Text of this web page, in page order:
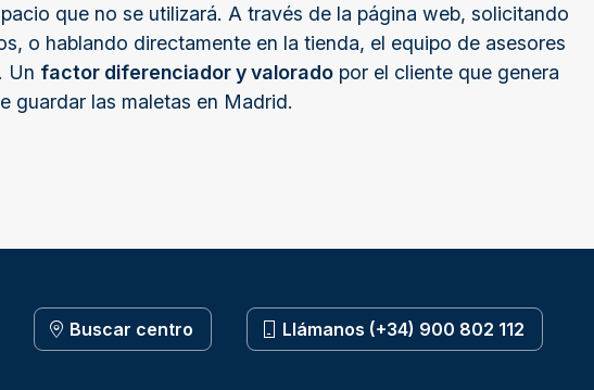
que no se utilizará. A través de la página web, solicitando
o hablando directamente en la tienda, el equipo de asesores
Un factor diferenciador y valorado por el cliente que genera
guardar las maletas en Madrid.
Buscar centro Llámanos (+34) 900 802 112